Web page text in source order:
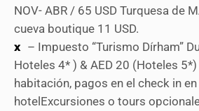
NOV- ABR / 65 USD Turquesa de
cueva boutique 11 USD.
– Impuesto “Turismo Dírham”
Hoteles 4* ) & AED 20 (Hoteles
habitación, pagos en el check in en
hotelExcursiones o tours